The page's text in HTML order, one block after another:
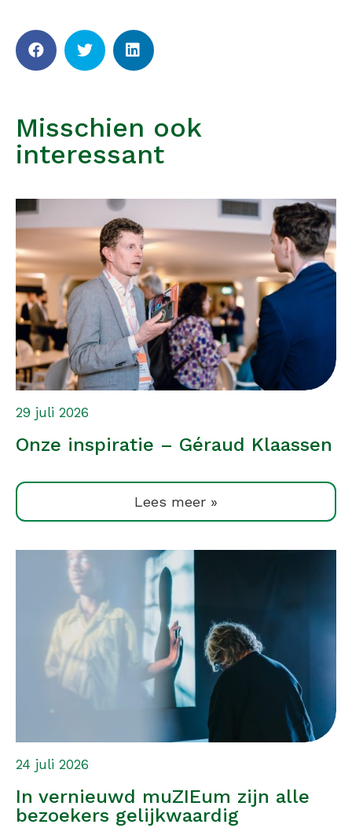
Misschien ook
interessant
Onze inspiratie – Géraud Klaassen
29 juli 2026
Lees meer »
In vernieuwd muZIEum zijn alle
bezoekers gelijkwaardig
24 juli 2026